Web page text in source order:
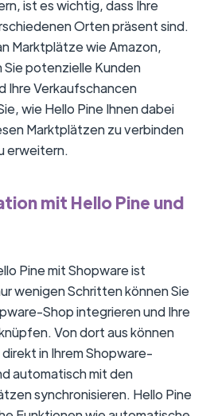
ist es wichtig, dass Ihre
Orten präsent sind.
Marktplätze wie Amazon,
Sie potenzielle Kunden
Ihre Verkaufschancen
wie Hello Pine Ihnen dabei
Marktplätzen zu verbinden
erweitern.
mit Hello Pine und
Pine mit Shopware ist
wenigen Schritten können Sie
Shop integrieren und Ihre
Von dort aus können
in Ihrem Shopware-
automatisch mit den
synchronisieren. Hello Pine